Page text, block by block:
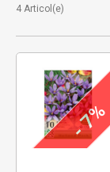
4 Articol(e)
- 7%